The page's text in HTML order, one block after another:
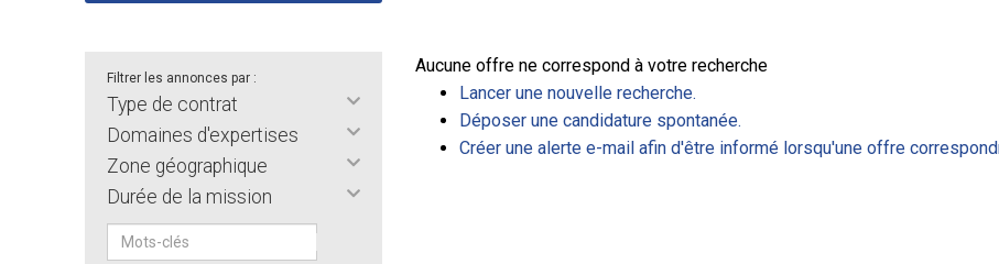
Filtrer les annonces par :
Type de contrat
Domaines d'expertises
Zone géographique
Durée de la mission
Aucune offre ne correspond à votre recherche
Lancer une nouvelle recherche.
Déposer une candidature spontanée.
Créer une alerte e-mail afin d'être informé lorsqu'une offre